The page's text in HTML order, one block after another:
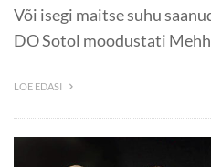
Või isegi maitse suhu
DO Sotol moodustati
LOE EDASI